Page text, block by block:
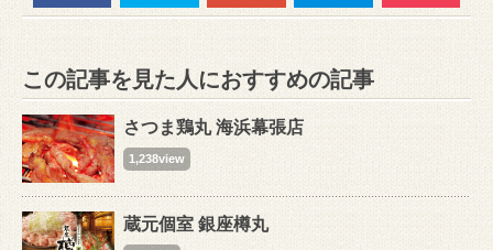
この記事を見た人におすすめの記事
さつま鶏丸 海浜幕張店
1,238view
蔵元個室 銀座樽丸